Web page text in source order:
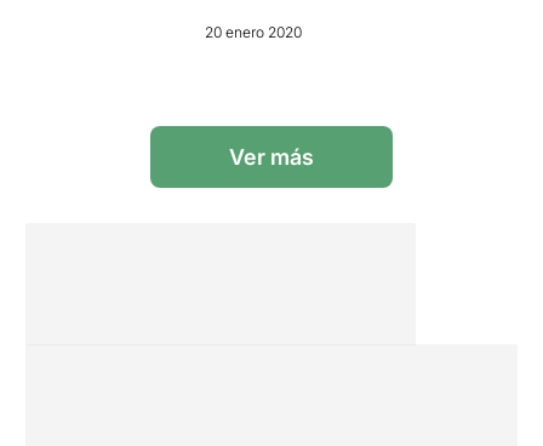
20 enero 2020
Ver más